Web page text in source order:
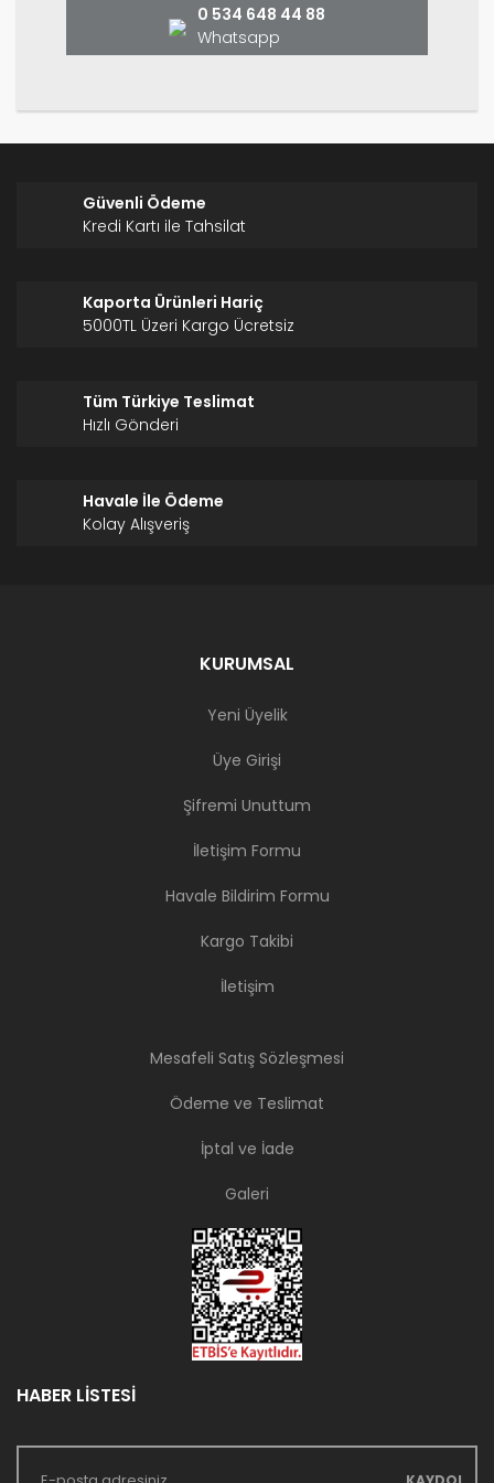
0 534 648 44 88
Whatsapp
Güvenli Ödeme
Kredi Kartı ile Tahsilat
Kaporta Ürünleri Hariç
5000TL Üzeri Kargo Ücretsiz
Tüm Türkiye Teslimat
Hızlı Gönderi
Havale İle Ödeme
Kolay Alışveriş
KURUMSAL
Yeni Üyelik
Üye Girişi
Şifremi Unuttum
İletişim Formu
Havale Bildirim Formu
Kargo Takibi
İletişim
Mesafeli Satış Sözleşmesi
Ödeme ve Teslimat
İptal ve İade
Galeri
HABER LİSTESİ